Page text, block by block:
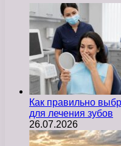
Как правильно
для лечения зубов
26.07.2026